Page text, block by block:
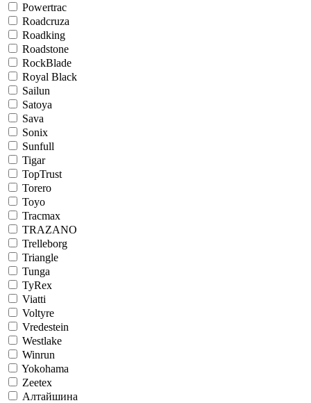
Powertrac
Roadcruza
Roadking
Roadstone
RockBlade
Royal Black
Sailun
Satoya
Sava
Sonix
Sunfull
Tigar
TopTrust
Torero
Toyo
Tracmax
TRAZANO
Trelleborg
Triangle
Tunga
TyRex
Viatti
Voltyre
Vredestein
Westlake
Winrun
Yokohama
Zeetex
Алтайшина